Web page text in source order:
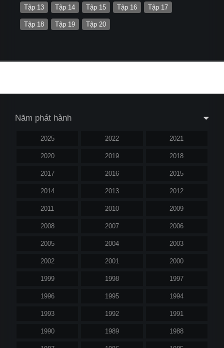
Tập 13 Tập 14 Tập 15 Tập 16 Tập 17
Tập 18 Tập 19 Tập 20
Năm phát hành
2025 2022 2021
2020 2019 2018
2017 2016 2015
2014 2013 2012
2011 2010 2009
2008 2007 2006
2005 2004 2003
2002 2001 2000
1999 1998 1997
1996 1995 1994
1993 1992 1991
1990 1989 1988